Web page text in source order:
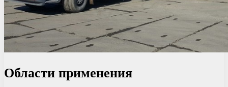
Области применения